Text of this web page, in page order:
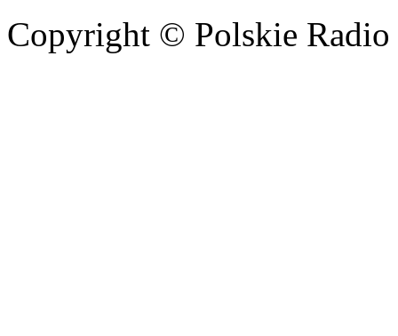
Copyright © Polskie